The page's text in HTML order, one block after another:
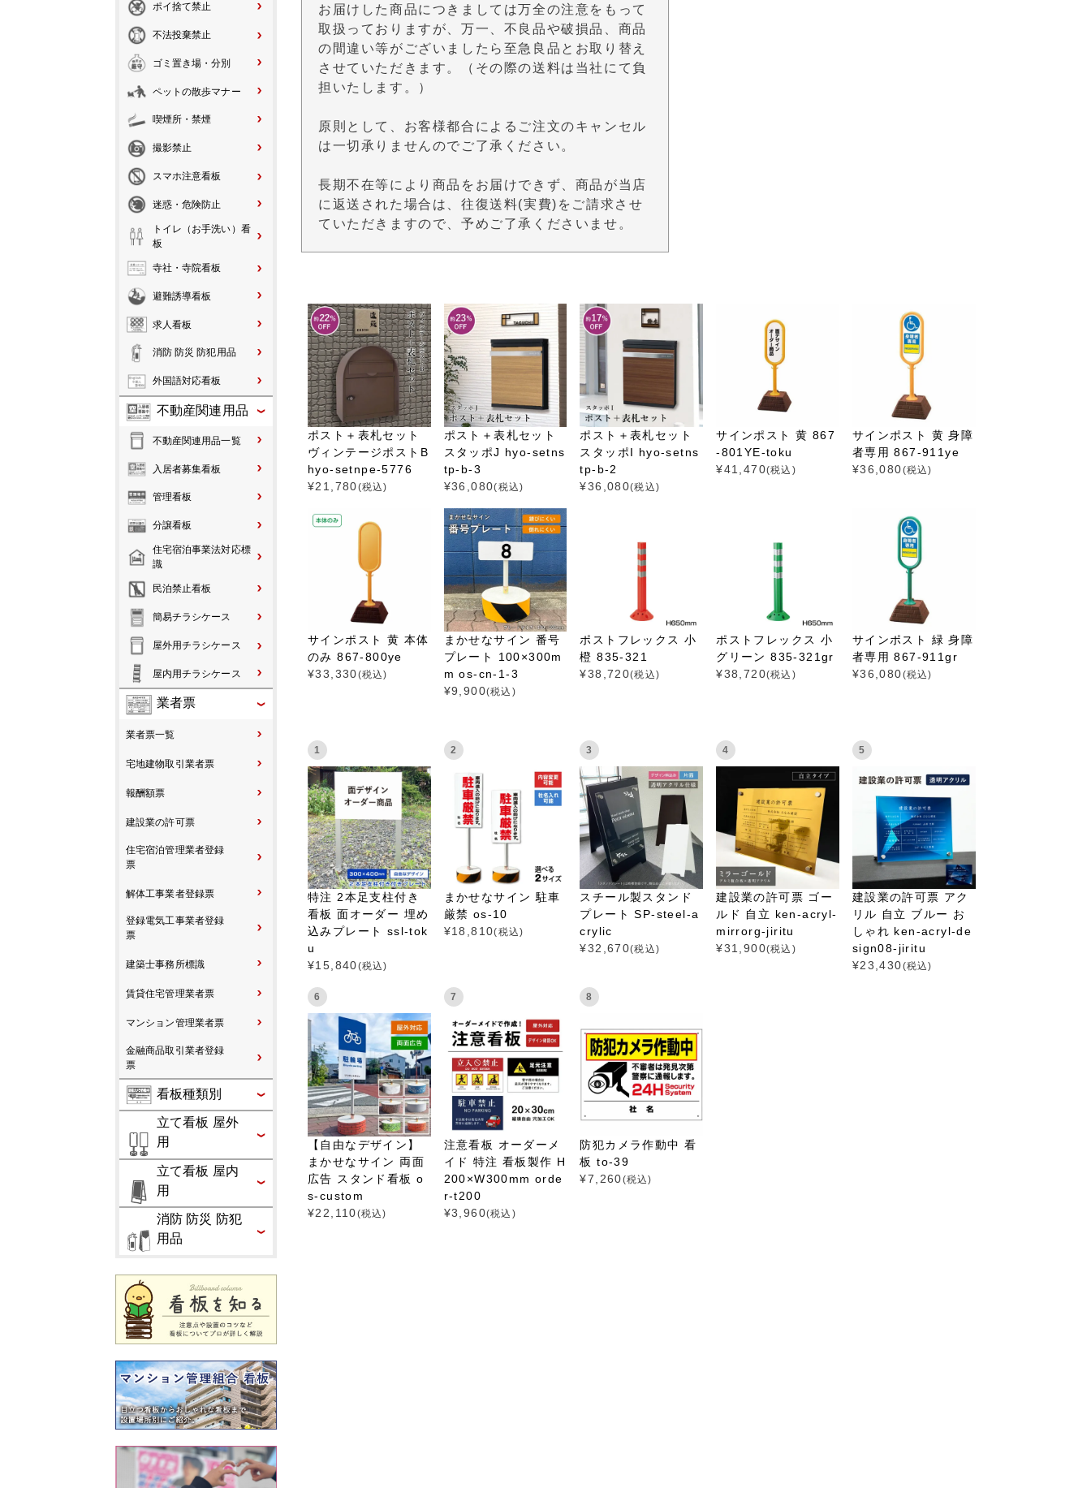
ポイ捨て禁止
不法投棄禁止
ゴミ置き場・分別
ペットの散歩マナー
喫煙所・禁煙
撮影禁止
スマホ注意看板
迷惑・危険防止
トイレ（お手洗い）看
板
寺社・寺院看板
避難誘導看板
求人看板
消防 防災 防犯用品
外国語対応看板
不動産関連用品
不動産関連用品一覧
入居者募集看板
管理看板
分譲看板
住宅宿泊事業法対応標
識
民泊禁止看板
簡易チラシケース
屋外用チラシケース
屋内用チラシケース
業者票
業者票一覧
宅地建物取引業者票
報酬額票
建設業の許可票
住宅宿泊管理業者登録
票
解体工事業者登録票
登録電気工事業者登録
票
建築士事務所標識
賃貸住宅管理業者票
マンション管理業者票
金融商品取引業者登録
票
看板種類別
立て看板 屋外
用
立て看板 屋内
用
消防 防災 防犯
用品
お届けした商品につきましては万全の注意をもって
取扱っておりますが、万一、不良品や破損品、商品
の間違い等がございましたら至急良品とお取り替え
させていただきます。（その際の送料は当社にて負
担いたします。）
原則として、お客様都合によるご注文のキャンセル
は一切承りませんのでご了承ください。
長期不在等により商品をお届けできず、商品が当店
に返送された場合は、往復送料(実費)をご請求させ
ていただきますので、予めご了承くださいませ。
ポスト＋表札セット
ヴィンテージポストB
hyo-setnpe-5776
¥21,780(税込)
ポスト＋表札セット
スタッポJ hyo-setns
tp-b-3
¥36,080(税込)
ポスト＋表札セット
スタッポI hyo-setns
tp-b-2
¥36,080(税込)
サインポスト 黄 867
-801YE-toku
¥41,470(税込)
サインポスト 黄 身障
者専用 867-911ye
¥36,080(税込)
サインポスト 黄 本体
のみ 867-800ye
¥33,330(税込)
まかせなサイン 番号
プレート 100×300m
m os-cn-1-3
¥9,900(税込)
ポストフレックス 小
橙 835-321
¥38,720(税込)
ポストフレックス 小
グリーン 835-321gr
¥38,720(税込)
サインポスト 緑 身障
者専用 867-911gr
¥36,080(税込)
1
特注 2本足支柱付き
看板 面オーダー 埋め
込みプレート ssl-tok
u
¥15,840(税込)
2
まかせなサイン 駐車
厳禁 os-10
¥18,810(税込)
3
スチール製スタンド
プレート SP-steel-a
crylic
¥32,670(税込)
4
建設業の許可票 ゴー
ルド 自立 ken-acryl-
mirrorg-jiritu
¥31,900(税込)
5
建設業の許可票 アク
リル 自立 ブルー お
しゃれ ken-acryl-de
sign08-jiritu
¥23,430(税込)
6
【自由なデザイン】
まかせなサイン 両面
広告 スタンド看板 o
s-custom
¥22,110(税込)
7
注意看板 オーダーメ
イド 特注 看板製作 H
200×W300mm orde
r-t200
¥3,960(税込)
8
防犯カメラ作動中 看
板 to-39
¥7,260(税込)